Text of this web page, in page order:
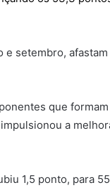
e setembro,
que
a
1,5 ponto, para